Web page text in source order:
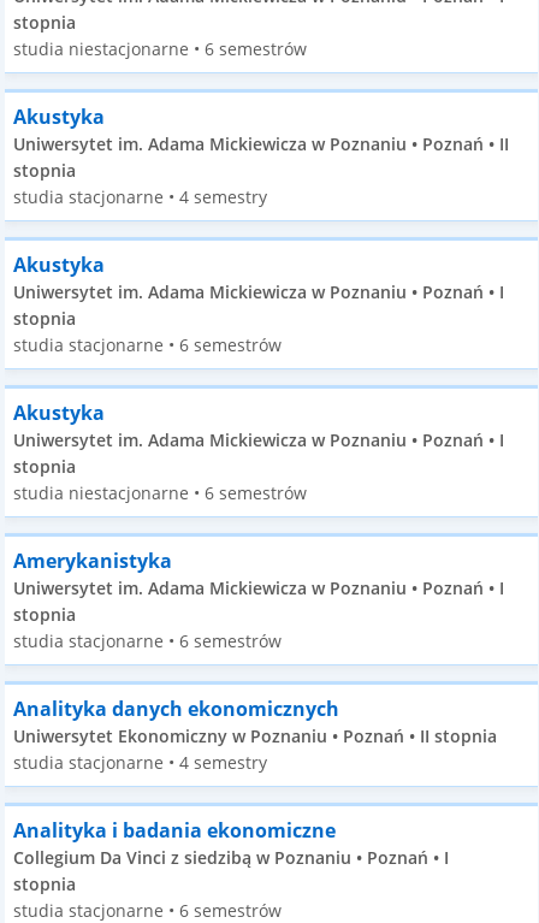
stopnia
studia niestacjonarne • 6 semestrów
Akustyka
Uniwersytet im. Adama Mickiewicza w Poznaniu • Poznań • II
stopnia
studia stacjonarne • 4 semestry
Akustyka
Uniwersytet im. Adama Mickiewicza w Poznaniu • Poznań • I
stopnia
studia stacjonarne • 6 semestrów
Akustyka
Uniwersytet im. Adama Mickiewicza w Poznaniu • Poznań • I
stopnia
studia niestacjonarne • 6 semestrów
Amerykanistyka
Uniwersytet im. Adama Mickiewicza w Poznaniu • Poznań • I
stopnia
studia stacjonarne • 6 semestrów
Analityka danych ekonomicznych
Uniwersytet Ekonomiczny w Poznaniu • Poznań • II stopnia
studia stacjonarne • 4 semestry
Analityka i badania ekonomiczne
Collegium Da Vinci z siedzibą w Poznaniu • Poznań • I
stopnia
studia stacjonarne • 6 semestrów